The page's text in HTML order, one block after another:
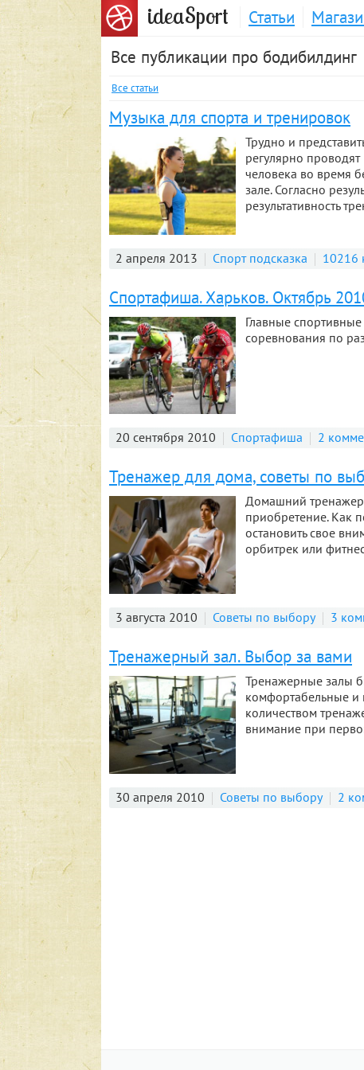
ideaSport Статьи
Все публикации про бодибилдинг
Все статьи
Музыка для спорта и тренировок
Трудно и
регулярно
человека во время
зале. Согласно
результативность
2 апреля 2013 Спорт подсказка 10216
Спортафиша. Харьков. Октябрь
Главные
соревнования по
20 сентября 2010 Спортафиша 2
Тренажер для дома, советы по
Домашний
приобретение. Как
остановить свое
орбитрек или
3 августа 2010 Советы по выбору 3
Тренажерный зал. Выбор за вами
Тренажерные залы
комфортабельные и
количеством
внимание при
30 апреля 2010 Советы по выбору 2